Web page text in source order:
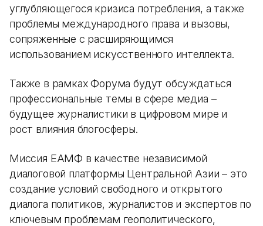
углубляющегося кризиса потребления, а также
проблемы международного права и вызовы,
сопряженные с расширяющимся
использованием искусственного интеллекта.
Также в рамках Форума будут обсуждаться
профессиональные темы в сфере медиа –
будущее журналистики в цифровом мире и
рост влияния блогосферы.
Миссия ЕАМФ в качестве независимой
диалоговой платформы Центральной Азии – это
создание условий свободного и открытого
диалога политиков, журналистов и экспертов по
ключевым проблемам геополитического,